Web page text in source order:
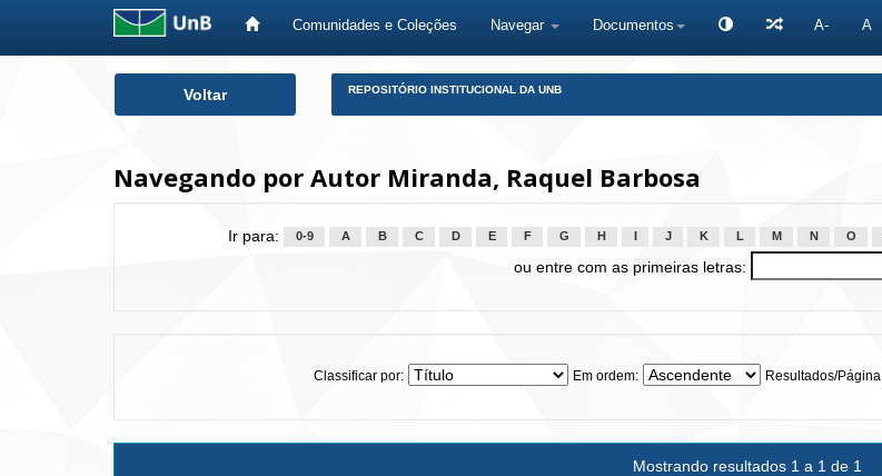
Comunidades e Coleções Navegar Documentos A- A
Voltar REPOSITÓRIO INSTITUCIONAL DA UNB
Navegando por Autor Miranda, Raquel Barbosa
Ir para: 0-9 A B C D E F G H J K L M N O
ou entre com as primeiras letras:
Classificar por: Em ordem: Resultados/Página
Mostrando resultados 1 a 1 de 1